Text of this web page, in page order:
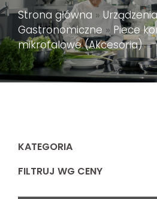
Strona główna »
Gastronomiczne » Piece
mikrofalowe (Akcesoria)
KATEGORIA
FILTRUJ WG CENY